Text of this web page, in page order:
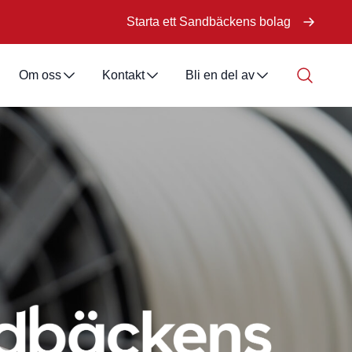
Starta ett Sandbäckens bolag
Om oss Kontakt Bli en del av